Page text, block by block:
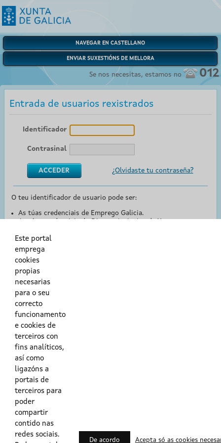
NAVEGAR EN CASTELLANO
ENVIAR SUXESTIÓNS DE MELLORA
Se nos necesitas, estamos no 012
Entrada de usuarios rexistrados
Identificador
Contrasinal
¿Olvidaste tu contraseña?
O teu identificador de usuario pode ser:
As túas credenciais de Emprego Galicia.
O teu DNI ou o teu NIE.
Este portal
emprega
cookies
propias
necesarias
para o seu
correcto
funcionamento
e cookies de
terceiros con
fins analíticos,
así como
ligazóns a
portais de
terceiros para
poder
compartir
contido nas
redes sociais.
De acordo Acepta só as cookies